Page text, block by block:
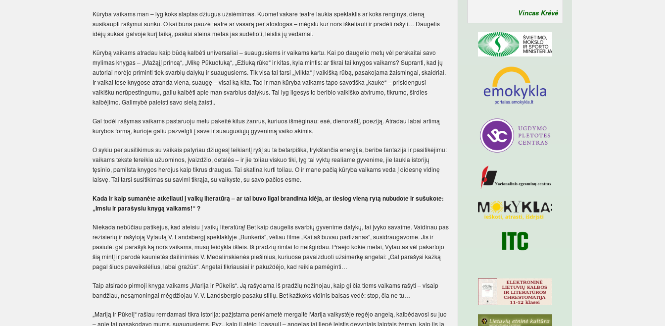
Kūryba vaikams man – lyg koks slaptas džiugus užsiėmimas. Kuomet vakare teatre laukia spektaklis ar koks renginys, dieną
susikaupti rašymui sunku. O kai būna pauzė teatre ar vasarą per atostogas – mėgstu kur nors iškeliauti ir pradėti rašyti… Daugelis
idėjų sukasi galvoje kurį laiką, paskui ateina metas jas sudėlioti, leistis jų vedamai.
Kūrybą vaikams atradau kaip būdą kalbėti universaliai – suaugusiems ir vaikams kartu. Kai po daugelio metų vėl perskaitai savo
mylimas knygas – „Mažąjį princą“, „Mikę Pūkuotuką“, „Ežiuką rūke“ ir kitas, kyla mintis: ar tikrai tai knygos vaikams? Supranti, kad jų
autoriai norėjo priminti tiek svarbių dalykų ir suaugusiems. Tik visa tai tarsi „įvilkta“ į vaikišką rūbą, pasakojama žaismingai, skaidriai.
Ir vaikai tose knygose atranda viena, suaugę – visai ką kita. Tad ir man kūryba vaikams tapo savotiška „kauke“ – prisidengusi
vaikišku nerūpestingumu, galiu kalbėti apie man svarbius dalykus. Tai lyg ilgesys to beribio vaikiško atvirumo, tikrumo, širdies
kalbėjimo. Galimybė paleisti savo sielą žaisti..
Gal todėl rašymas vaikams pastaruoju metu pakeitė kitus žanrus, kuriuos išmėginau: esė, dienoraštį, poeziją. Atradau labai artimą
kūrybos formą, kurioje galiu pažvelgti į save ir suaugusiųjų gyvenimą vaiko akimis.
O sykiu per susitikimus su vaikais patyriau džiugesį teikiantį ryšį su ta betarpiška, trykštančia energija, beribe fantazija ir pasitikėjimu:
vaikams tekste tereikia užuominos, įvaizdžio, detalės – ir jie toliau viskuo tiki, lyg tai vyktų realiame gyvenime, jie laukia istorijų
tęsinio, pamilsta knygos herojus kaip tikrus draugus. Tai skatina kurti toliau. O ir mane pačią kūryba vaikams veda į didesnę vidinę
laisvę. Tai tarsi susitikimas su savimi tikrąja, su vaikyste, su savo pačios esme.
Kada ir kaip sumanėte atkeliauti į vaikų literatūrą – ar tai buvo ilgai brandinta idėja, ar tiesiog vieną rytą nubudote ir sušukote:
„Imsiu ir parašysiu knygą vaikams!“ ?
Niekada nebūčiau patikėjus, kad ateisiu į vaikų literatūrą! Bet kaip daugelis svarbių gyvenime dalykų, tai įvyko savaime. Vaidinau pas
režisierių ir rašytoją Vytautą V. Landsbergį spektaklyje „Bunkeris“, vėliau filme „Kai aš buvau partizanas“, susidraugavome. Jis ir
pasiūlė: gal parašyk ką nors vaikams, mūsų leidykla išleis. Iš pradžių rimtai to neišgirdau. Praėjo kokie metai, Vytautas vėl pakartojo
šią mintį ir parodė kaunietės dailininkės V. Medalinskienės piešinius, kuriuose pavaizduoti užsimerkę angelai: „Gal parašysi kažką
pagal šiuos paveikslėlius, labai gražūs“. Angelai tikriausiai ir pakuždėjo, kad reikia pamėginti…
Taip atsirado pirmoji knyga vaikams „Marija ir Pūkelis“. Ją rašydama iš pradžių nežinojau, kaip gi čia tiems vaikams rašyti – visaip
bandžiau, nesąmoningai mėgdžiojau V. V. Landsbergio pasakų stilių. Bet kažkoks vidinis balsas vedė: stop, čia ne tu…
„Mariją ir Pūkelį“ rašiau remdamasi tikra istorija: pažįstama penkiametė mergaitė Marija vaikystėje regėjo angelą, kalbėdavosi su juo
– apie tai pasakodavo mums, suaugusiems. Pvz., kaip ji atėjo į pasaulį – angelas jai liepė leistis devyniais laiptais žemyn, kaip jis ją
Vincas Krėvė